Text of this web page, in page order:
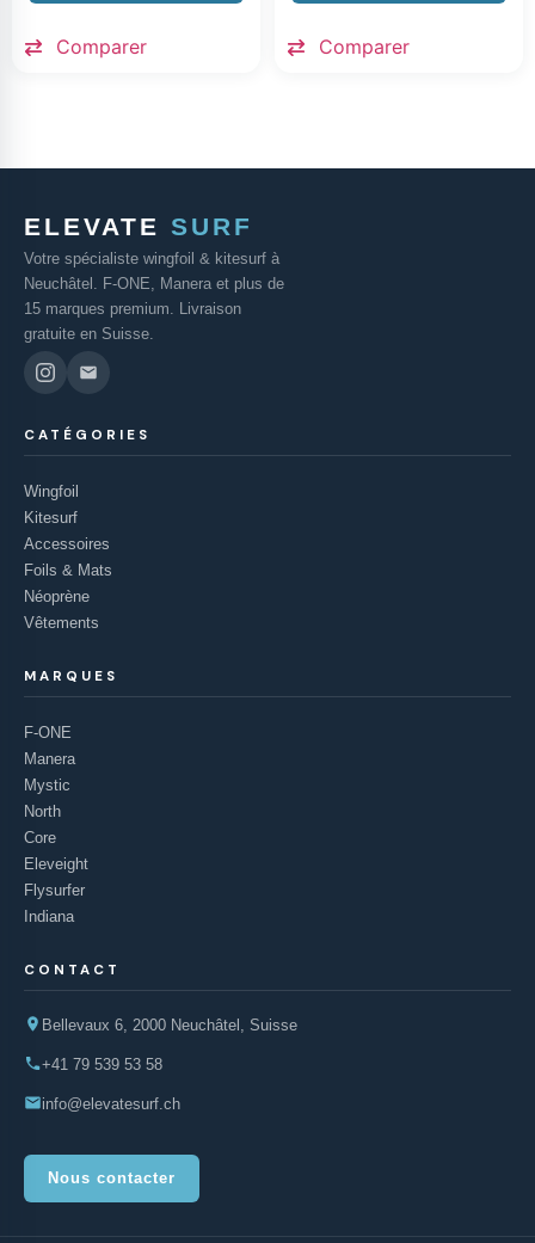
Comparer Comparer
ELEVATE SURF
Votre spécialiste wingfoil & kitesurf à
Neuchâtel. F-ONE, Manera et plus de
15 marques premium. Livraison
gratuite en Suisse.
CATÉGORIES
Wingfoil
Kitesurf
Accessoires
Foils & Mats
Néoprène
Vêtements
MARQUES
F-ONE
Manera
Mystic
North
Core
Eleveight
Flysurfer
Indiana
CONTACT
Bellevaux 6, 2000 Neuchâtel, Suisse
+41 79 539 53 58
info@elevatesurf.ch
Nous contacter